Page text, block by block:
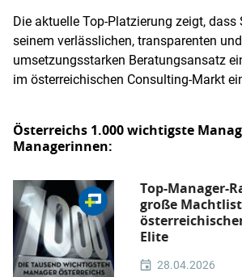
Die aktuelle Top-Platzierung zeigt, dass
seinem verlässlichen, transparenten und
umsetzungsstarken Beratungsansatz
im österreichischen Consulting-Markt
Österreichs 1.000 wichtigste
Managerinnen:
Top-Manager-
große
Elite
28.04.2026